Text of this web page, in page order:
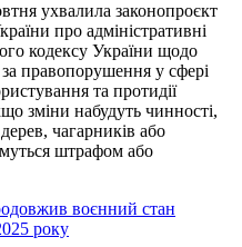
ухвалила законопроєкт
про адміністративні
кодексу України щодо
за правопорушення у сфері
та протидії
зміни набудуть чинності,
чагарників або
штрафом або
воєнний стан
року